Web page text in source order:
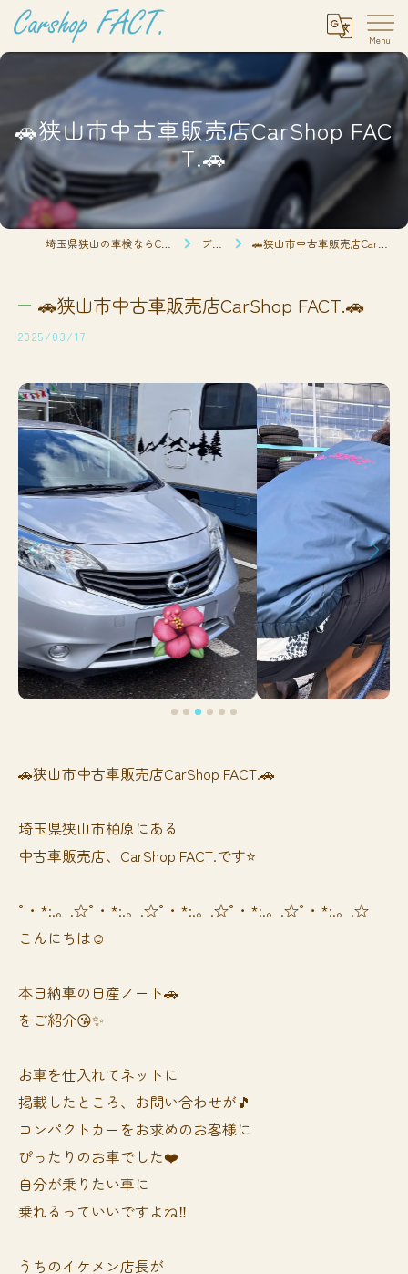
🚗狭山市中古車販売店CarShop FAC
T.🚗
ブログ 🚗狭山市中古車販売店CarShop FACT.🚗
🚗狭山市中古車販売店CarShop FACT.🚗
2025/03/17
🚗狭山市中古車販売店CarShop FACT.🚗
埼玉県狭山市柏原にある
中古車販売店、CarShop FACT.です⭐️
°・*:.。.☆°・*:.。.☆°・*:.。.☆°・*:.。.☆°・*:.。.☆
こんにちは☺️
本日納車の日産ノート🚗
をご紹介😘✨
お車を仕入れてネットに
掲載したところ、お問い合わせが🎵
コンパクトカーをお求めのお客様に
ぴったりのお車でした❤️
自分が乗りたい車に
乗れるっていいですよね‼️
うちのイケメン店長が